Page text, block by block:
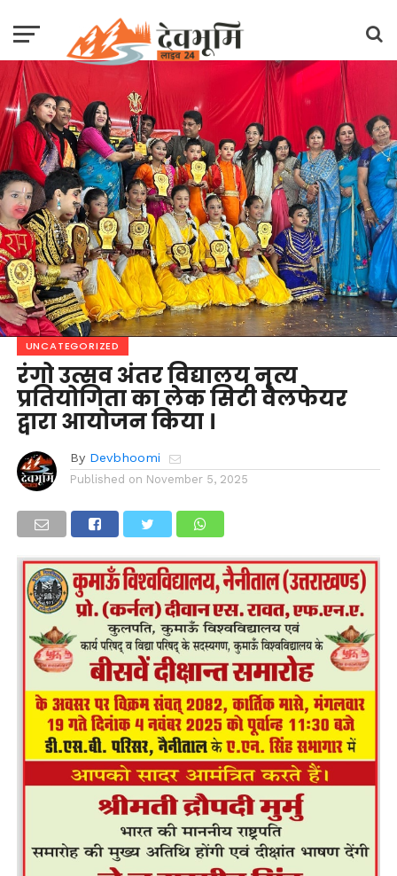
UNCATEGORIZED
रंगो उत्सव अंतर विद्यालय नृत्य
प्रतियोगिता का लेक सिटी वेलफेयर
द्वारा आयोजन किया ।
By Devbhoomi
Published on November 5, 2025